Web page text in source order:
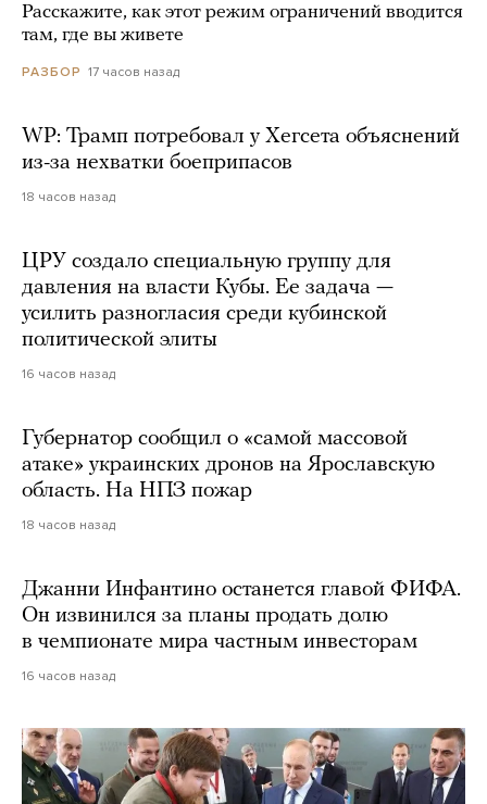
Расскажите, как этот режим ограничений вводится
там, где вы живете
РАЗБОР 17 часов назад
WP: Трамп потребовал у Хегсета объяснений
из-за нехватки боеприпасов
18 часов назад
ЦРУ создало специальную группу для
давления на власти Кубы. Ее задача —
усилить разногласия среди кубинской
политической элиты
16 часов назад
Губернатор сообщил о «самой массовой
атаке» украинских дронов на Ярославскую
область. На НПЗ пожар
18 часов назад
Джанни Инфантино останется главой ФИФА.
Он извинился за планы продать долю
в чемпионате мира частным инвесторам
16 часов назад